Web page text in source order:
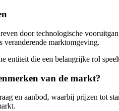
door technologische
veranderende marktomgeving.
entiteit die een belangrijke rol
van de markt?
en aanbod, waarbij prijzen tot